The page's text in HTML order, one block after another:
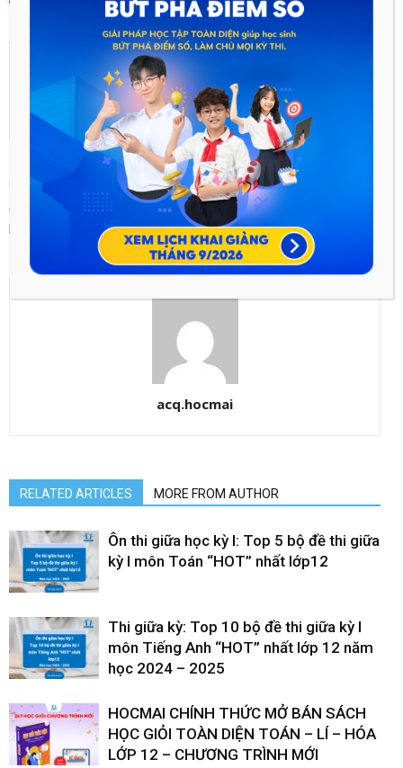
Cấu trúc di truyền – Môn Sinh
Tạo giống nhờ công nghệ gen
– Môn Sinh học – Lớp 12
acq.hocmai
RELATED ARTICLES MORE FROM AUTHOR
Ôn thi giữa học kỳ I: Top 5 bộ đề thi giữa
kỳ I môn Toán “HOT” nhất lớp12
Thi giữa kỳ: Top 10 bộ đề thi giữa kỳ I
môn Tiếng Anh “HOT” nhất lớp 12 năm
học 2024 – 2025
HOCMAI CHÍNH THỨC MỞ BÁN SÁCH
HỌC GIỎI TOÀN DIỆN TOÁN – LÍ – HÓA
LỚP 12 – CHƯƠNG TRÌNH MỚI